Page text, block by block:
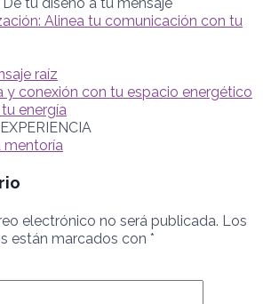
Alinea tu comunicación con tu
raíz
y conexión con tu espacio energético
energía
mentoría
electrónico no será publicada. Los
están marcados con *